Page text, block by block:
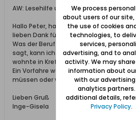
AW: Lesehilfe u.a. bei voraussichtlich
Hallo Peter, hallo Rainer,
lieben Dank für die Hilfe. Peter, das
Was der Beruf aber vielleicht
sagt, kann ich vermutlich in etwa
wohnte in Krefeld-Verbert. Krefeld war
Ein Vorfahre war Weber. Vielleicht hat
müssen oder was auch immer man
Lieben Gruß
Inge-Gisela
We process
about users of our
the use of cookies
technologies, to
services,
advertising, and to
activity. We may
information about
with our
analytics partners.
additional details,
Privacy Policy.